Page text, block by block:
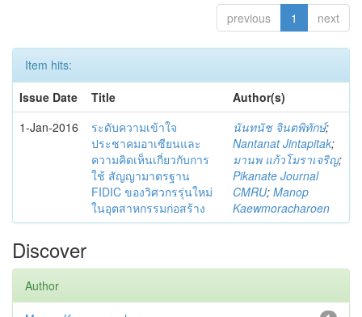
previous 1 next
Item hits:
Issue Date
Title
Author(s)
1-Jan-2016
ระดับความเข้าใจ
ประชาคมอาเซียนและ
ความคิดเห็นเกี่ยวกับการ
ใช้ สัญญามาตรฐาน
FIDIC ของวิศวกรรุ่นใหม่
ในอุตสาหกรรมก่อสร้าง
นันทนัช จินตพิทักษ์;
Nantanat Jintapitak;
มานพ แก้วโมราเจริญ;
Pikanate Journal
CMRU; Manop
Kaewmoracharoen
Discover
Author